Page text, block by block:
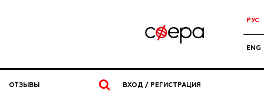
РУС
ENG
ОТЗЫВЫ ВХОД / РЕГИСТРАЦИЯ